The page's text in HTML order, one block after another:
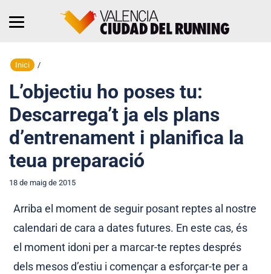
Inici /
L’objectiu ho poses tu:
Descarrega’t ja els plans
d’entrenament i planifica la
teua preparació
18 de maig de 2015
Arriba el moment de seguir posant reptes al nostre
calendari de cara a dates futures. En este cas, és
el moment idoni per a marcar-te reptes després
dels mesos d’estiu i començar a esforçar-te per a